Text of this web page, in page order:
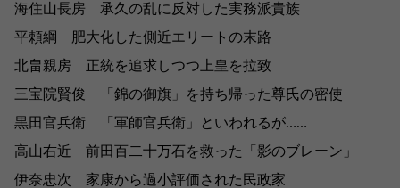
海住山長房 承久の乱に反対した実務派貴族
平頼綱 肥大化した側近エリートの末路
北畠親房 正統を追求しつつ上皇を拉致
三宝院賢俊 「錦の御旗」を持ち帰った尊氏の密使
黒田官兵衛 「軍師官兵衛」といわれるが……
高山右近 前田百二十万石を救った「影のブレーン」
伊奈忠次 家康から過小評価された民政家